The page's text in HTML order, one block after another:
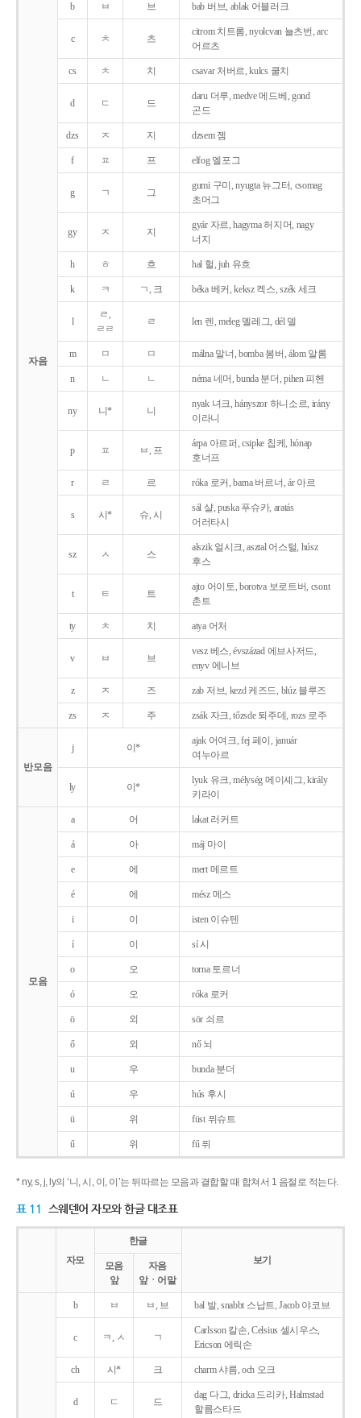
자음
b ㅂ 브 bab 버브, ablak 어블러크
c ㅊ 츠
citrom 치트롬, nyolcvan 뇰츠번, arc
어르츠
cs ㅊ 치 csavar 처버르, kulcs 쿨치
d ㄷ 드
daru 더루, medve 메드베, gond
곤드
dzs ㅈ 지 dzsem 젬
f ㅍ 프 elfog 엘포그
g ㄱ 그
gumi 구미, nyugta 뉴그터, csomag
초머그
gy ㅈ 지
gyár 자르, hagyma 허지머, nagy
너지
h ㅎ 흐 hal 헐, juh 유흐
k ㅋ ㄱ, 크 béka 베커, keksz 켁스, szék 세크
l
ㄹ,
ㄹㄹ
ㄹ len 렌, meleg 멜레그, dél 델
m ㅁ ㅁ málna 말너, bomba 봄버, álom 알롬
n ㄴ ㄴ néma 네머, bunda 분더, pihen 피헨
ny 니* 니
nyak 녀크, hányszor 하니소르, irány
이라니
p ㅍ ㅂ, 프
árpa 아르퍼, csipke 칩케, hónap
호너프
r ㄹ 르 róka 로커, barna 버르너, ár 아르
s 시* 슈, 시
sál 샬, puska 푸슈카, aratás
어러타시
sz ㅅ 스
alszik 얼시크, asztal 어스털, húsz
후스
t ㅌ 트
ajto 어이토, borotva 보로트버, csont
촌트
ty ㅊ 치 atya 어처
v ㅂ 브
vesz 베스, évszázad 에브사저드,
enyv 에니브
z ㅈ 즈 zab 저브, kezd 케즈드, blúz 블루즈
zs ㅈ 주 zsák 자크, tőzsde 퇴주데, rozs 로주
반모음
j 이*
ajak 어여크, fej 페이, január
여누아르
ly 이*
lyuk 유크, mélység 메이셰그, király
키라이
모음
a 어 lakat 러커트
á 아 máj 마이
e 에 mert 메르트
é 에 mész 메스
i 이 isten 이슈텐
í 이 sí 시
o 오 torna 토르너
ó 오 róka 로커
ö 외 sör 쇠르
ő 외 nő 뇌
u 우 bunda 분더
ú 우 hús 후시
ü 위 füst 퓌슈트
ű 위 fű 퓌
* ny, s, j, ly의 ‘니, 시, 이, 이’는 뒤따르는 모음과 결합할 때 합쳐서 1 음절로 적는다.
표 11 스웨덴어 자모와 한글 대조표
자모
한글
보기
모음
앞
자음
앞ㆍ어말
b ㅂ ㅂ, 브 bal 발, snabbt 스납트, Jacob 야코브
c ㅋ, ㅅ ㄱ
Carlsson 칼손, Celsius 셀시우스,
Ericson 에릭손
ch 시* 크 charm 샤름, och 오크
d ㄷ 드
dag 다그, dricka 드리카, Halmstad
할름스타드